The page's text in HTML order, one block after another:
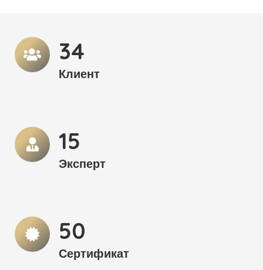
35
Клиент
15
Эксперт
51
Сертификат